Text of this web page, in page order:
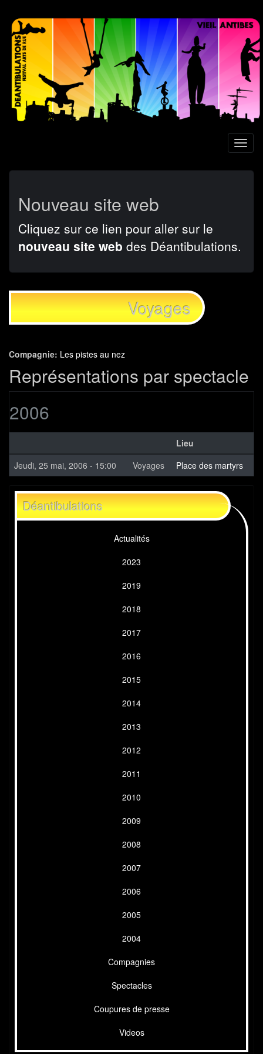
Aller
contenu
principal
Nouveau site web
Cliquez sur ce lien pour aller sur le
nouveau site web des Déantibulations.
Voyages
Compagnie: Les pistes au nez
Représentations par spectacle
2006
Lieu
Jeudi, 25 mai, 2006 - 15:00
Voyages Place des martyrs
Déantibulations
Actualités
2023
2019
2018
2017
2016
2015
2014
2013
2012
2011
2010
2009
2008
2007
2006
2005
2004
Compagnies
Spectacles
Coupures de presse
Videos